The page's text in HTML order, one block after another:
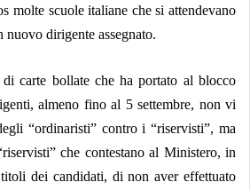
molte scuole italiane che si attendevano
nuovo dirigente assegnato.
di carte bollate che ha portato al blocco
almeno fino al 5 settembre, non vi
“ordinaristi” contro i “riservisti”, ma
che contestano al Ministero, in
dei candidati, di non aver effettuato